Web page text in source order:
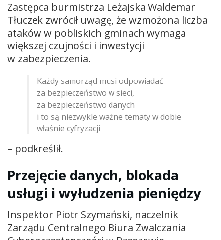
Zastępca burmistrza Leżajska Waldemar
Tłuczek zwrócił uwagę, że wzmożona liczba
ataków w pobliskich gminach wymaga
większej czujności i inwestycji
w zabezpieczenia.
Każdy samorząd musi odpowiadać
za bezpieczeństwo w sieci,
za bezpieczeństwo danych
i to są niezwykle ważne tematy w dobie
właśnie cyfryzacji
– podkreślił.
Przejęcie danych, blokada
usługi i wyłudzenia pieniędzy
Inspektor Piotr Szymański, naczelnik
Zarządu Centralnego Biura Zwalczania